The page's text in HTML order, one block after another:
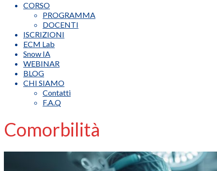
CORSO
PROGRAMMA
DOCENTI
ISCRIZIONI
ECM Lab
Snow IA
WEBINAR
BLOG
CHI SIAMO
Contatti
F.A.Q
Comorbilità